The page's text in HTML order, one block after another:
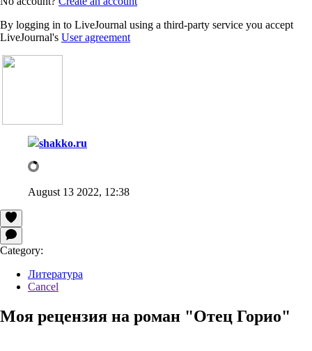
By logging in to LiveJournal using a third-party service you accept
LiveJournal's User agreement
shakko.ru
August 13 2022, 12:38
Category:
Литература
Cancel
Моя рецензия на роман "Отец Горио"